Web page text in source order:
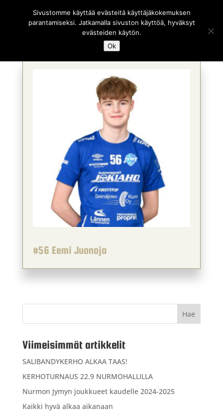
#56 Eemi Juonoja
Viimeisimmät artikkelit
SALIBANDYKERHO ALKAA TAAS!
KERHOTURNAUS 22.9 NURMOHALLILLA
Nurmon Jymyn joukkueet kaudelle 2024-2025
Kaikki hyvä alkaa aikanaan
Sivustomme käyttää evästeitä käyttäjäkokemuksen
parantamiseksi. Jatkamalla sivuston käyttöä, hyväksyt
evästeiden käytön.
Ok